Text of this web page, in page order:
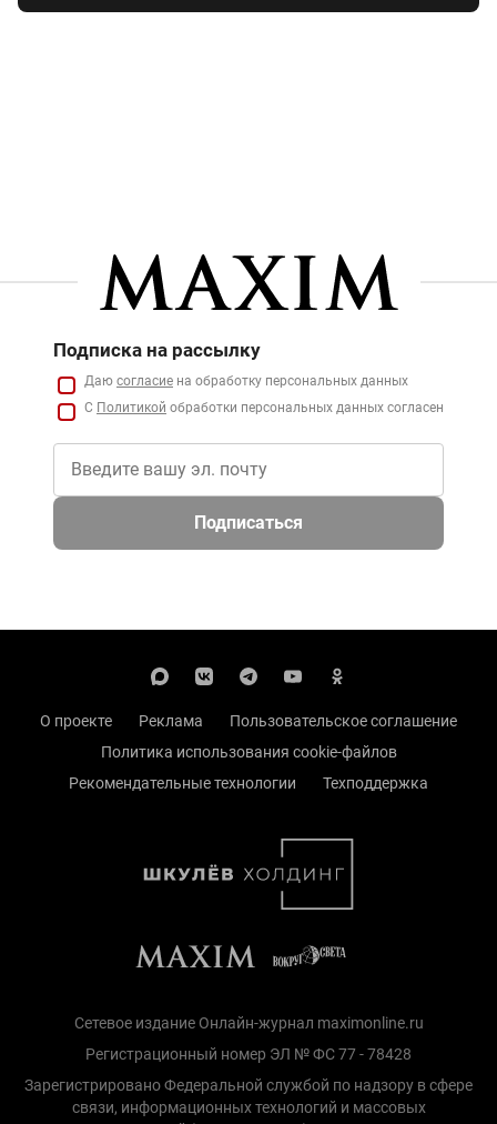
Подписка на рассылку
Даю согласие на обработку персональных данных
С Политикой обработки персональных данных согласен
Подписаться
О проекте Реклама
Пользовательское соглашение
Политика использования cookie-файлов
Рекомендательные технологии
Техподдержка
Сетевое издание Онлайн-журнал maximonline.ru
Регистрационный номер ЭЛ № ФС 77 - 78428
Зарегистрировано Федеральной службой по надзору в сфере
связи, информационных технологий и массовых